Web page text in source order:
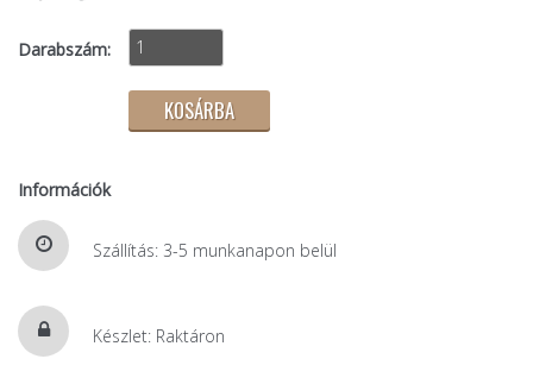
Darabszám:
Információk
Szállítás: 3-5 munkanapon belül
Készlet: Raktáron